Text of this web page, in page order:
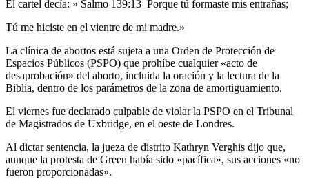
El cartel decía: » Salmo 139:13 Porque tú formaste mis entrañas;
Tú me hiciste en el vientre de mi madre.»
La clínica de abortos está sujeta a una Orden de Protección de
Espacios Públicos (PSPO) que prohíbe cualquier «acto de
desaprobación» del aborto, incluida la oración y la lectura de la
Biblia, dentro de los parámetros de la zona de amortiguamiento.
El viernes fue declarado culpable de violar la PSPO en el Tribunal
de Magistrados de Uxbridge, en el oeste de Londres.
Al dictar sentencia, la jueza de distrito Kathryn Verghis dijo que,
aunque la protesta de Green había sido «pacífica», sus acciones «no
fueron proporcionadas».